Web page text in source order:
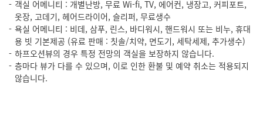
객실 어메니티 : 개별난방, 무료 Wi-fi, TV, 에어컨, 냉장고, 커피포트,
옷장, 고데기, 헤어드라이어, 슬리퍼, 무료생수
욕실 어메니티 : 비데, 삼푸, 린스, 바디워시, 핸드워시 또는 비누, 휴대
용 빗 기본제공 (유료 판매 : 칫솔/치약, 면도기, 세탁세제, 추가생수)
하프오션뷰의 경우 특정 전망의 객실을 보장하지 않습니다.
층마다 뷰가 다를 수 있으며, 이로 인한 환불 및 예약 취소는 적용되지
않습니다.